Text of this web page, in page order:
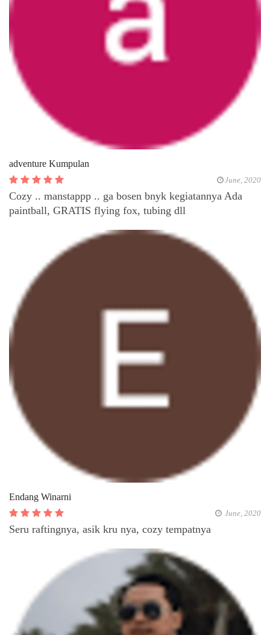
adventure Kumpulan
June, 2020
Cozy .. manstappp .. ga bosen bnyk kegiatannya Ada
paintball, GRATIS flying fox, tubing dll
Endang Winarni
June, 2020
Seru raftingnya, asik kru nya, cozy tempatnya